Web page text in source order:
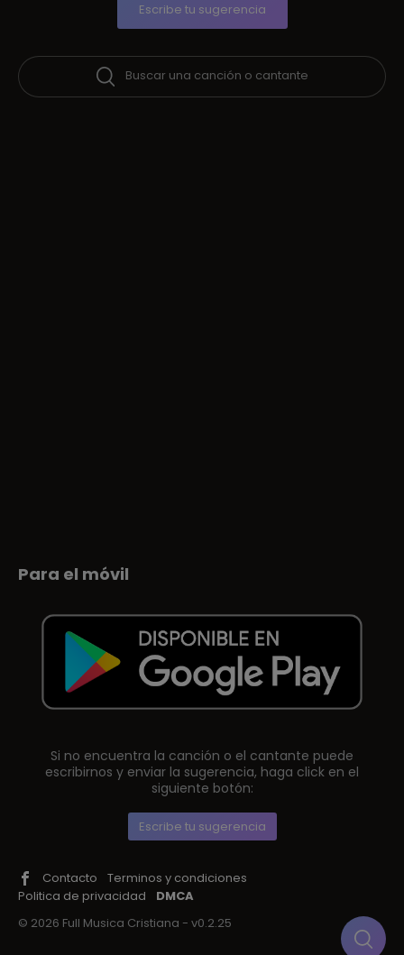
Escribe tu sugerencia
Buscar una canción o cantante
Para el móvil
Si no encuentra la canción o el cantante puede
escribirnos y enviar la sugerencia, haga click en el
siguiente botón:
Escribe tu sugerencia
Contacto
Terminos y condiciones
Politica de privacidad
DMCA
© 2026 Full Musica Cristiana - v0.2.25